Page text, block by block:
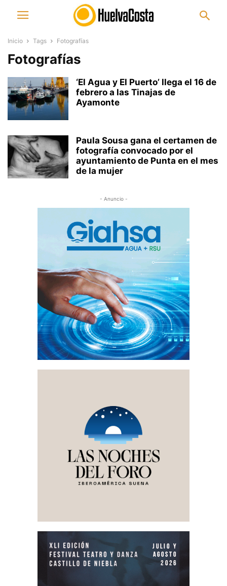
Inicio Tags Fotografías
Fotografías
‘El Agua y El Puerto’ llega el 16 de
febrero a las Tinajas de
Ayamonte
Paula Sousa gana el certamen de
fotografía convocado por el
ayuntamiento de Punta en el mes
de la mujer
- Anuncio -